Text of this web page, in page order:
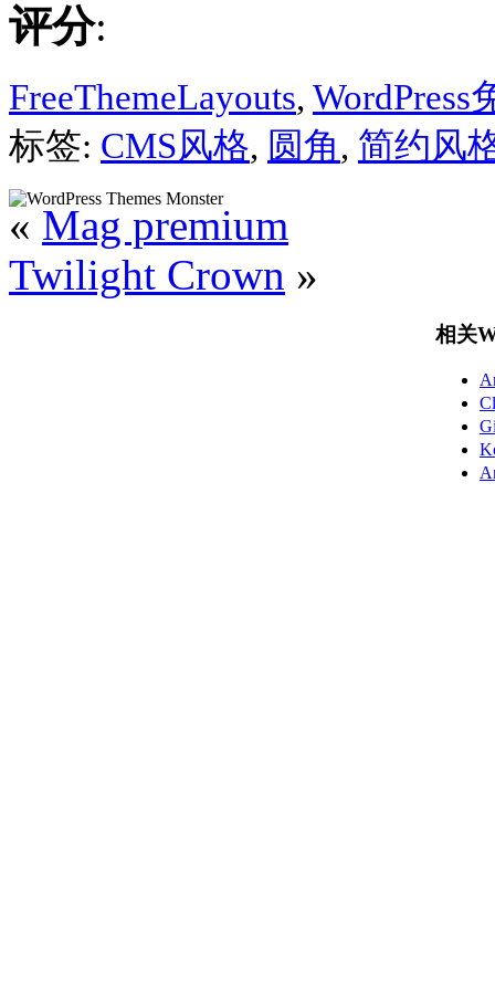
评分:
FreeThemeLayouts, WordPress
标签: CMS风格, 圆角, 简约风
« Mag premium
Twilight Crown »
相关